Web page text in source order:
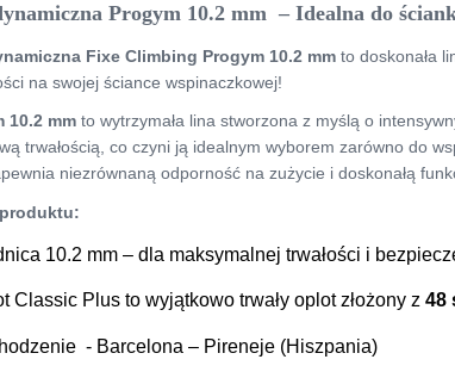
Progym 10.2 mm – Idealna do
Fixe Climbing Progym 10.2 mm to doskonała
na swojej ściance wspinaczkowej!
10.2 mm to wytrzymała lina stworzona z myślą o
trwałością, co czyni ją idealnym wyborem zarówno do
niezrównaną odporność na zużycie i doskonałą
10.2 mm – dla maksymalnej trwałości i
Classic Plus to wyjątkowo trwały oplot złożony z 48
- Barcelona – Pireneje (Hiszpania)